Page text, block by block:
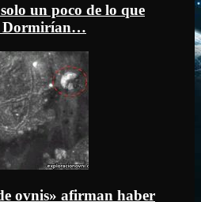
un poco de lo que
Dormirían…
ovnis» afirman haber